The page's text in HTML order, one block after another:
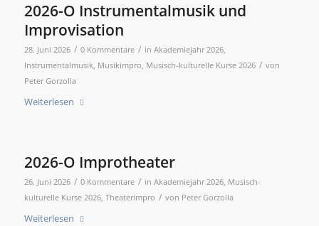
2026-O Instrumentalmusik und
Improvisation
28. Juni 2026 / 0 Kommentare / in Akademiejahr 2026,
Instrumentalmusik, Musikimpro, Musisch-kulturelle Kurse 2026 / von
Peter Gorzolla
Weiterlesen
2026-O Improtheater
26. Juni 2026 / 0 Kommentare / in Akademiejahr 2026, Musisch-
kulturelle Kurse 2026, Theaterimpro / von Peter Gorzolla
Weiterlesen